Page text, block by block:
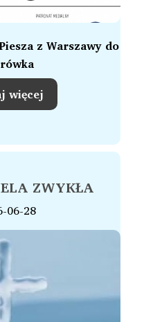
z Warszawy do
więcej
ZWYKŁA
06-28